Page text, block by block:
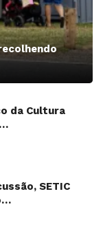
da Cultura
SETIC